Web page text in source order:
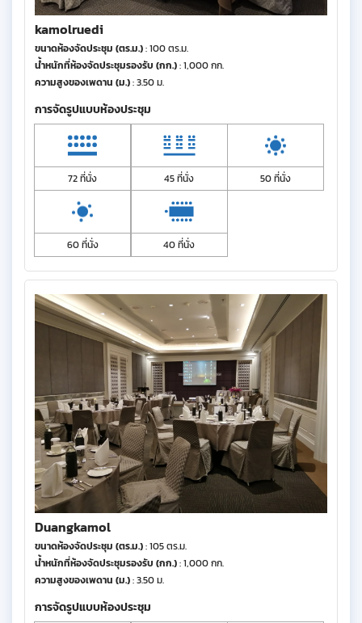
kamolruedi
ขนาดห้องจัดประชุม (ตร.ม.): 100 ตร.ม.
น้ำหนักที่ห้องจัดประชุมรองรับ (กก.): 1,000 กก.
ความสูงของเพดาน (ม.): 3.50 ม.
การจัดรูปแบบห้องประชุม
72 ที่นั่ง 45 ที่นั่ง 50 ที่นั่ง
60 ที่นั่ง 40 ที่นั่ง
Duangkamol
ขนาดห้องจัดประชุม (ตร.ม.): 105 ตร.ม.
น้ำหนักที่ห้องจัดประชุมรองรับ (กก.): 1,000 กก.
ความสูงของเพดาน (ม.): 3.50 ม.
การจัดรูปแบบห้องประชุม